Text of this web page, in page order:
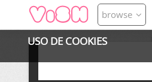
USO DE COOKIES
browse